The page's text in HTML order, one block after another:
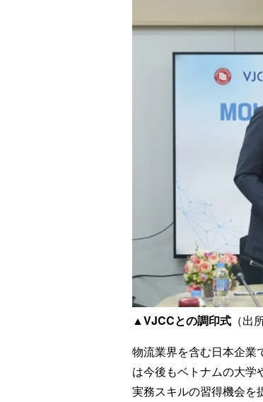
▲VJCCとの調印式 （出
物流業界を含む日本企業
は今後もベトナムの大学
実務スキルの習得機会を